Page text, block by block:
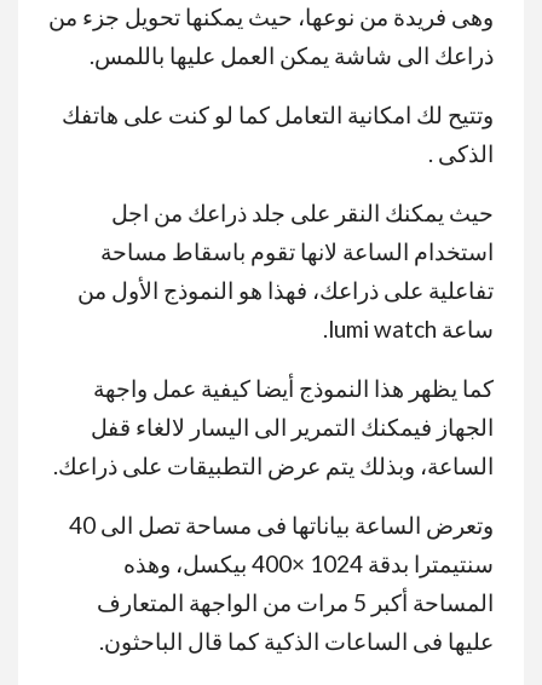
وهى فريدة من نوعها، حيث يمكنها تحويل جزء من
ذراعك الى شاشة يمكن العمل عليها باللمس.
وتتيح لك امكانية التعامل كما لو كنت على هاتفك
الذكى .
حيث يمكنك النقر على جلد ذراعك من اجل
استخدام الساعة لانها تقوم باسقاط مساحة
تفاعلية على ذراعك، فهذا هو النموذج الأول من
ساعة lumi watch.
كما يظهر هذا النموذج أيضا كيفية عمل واجهة
الجهاز فيمكنك التمرير الى اليسار لالغاء قفل
الساعة، وبذلك يتم عرض التطبيقات على ذراعك.
وتعرض الساعة بياناتها فى مساحة تصل الى 40
سنتيمترا بدقة 1024 ×400 بيكسل، وهذه
المساحة أكبر 5 مرات من الواجهة المتعارف
عليها فى الساعات الذكية كما قال الباحثون.